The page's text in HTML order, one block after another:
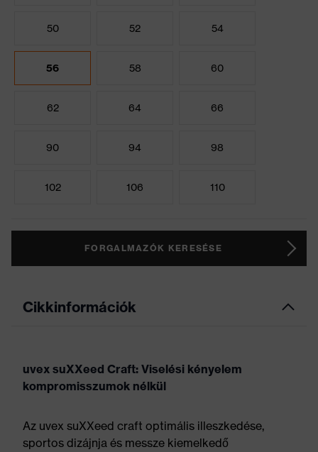
50 52 54
56 58 60
62 64 66
90 94 98
102 106 110
FORGALMAZÓK KERESÉSE
Cikkinformációk
uvex suXXeed Craft: Viselési kényelem
kompromisszumok nélkül
Az uvex suXXeed craft optimális illeszkedése,
sportos dizájnja és messze kiemelkedő